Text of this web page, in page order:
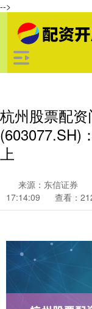
-->
杭州股票配
(603077.SH)
上
来源：东信证券
17:14:09
查看：